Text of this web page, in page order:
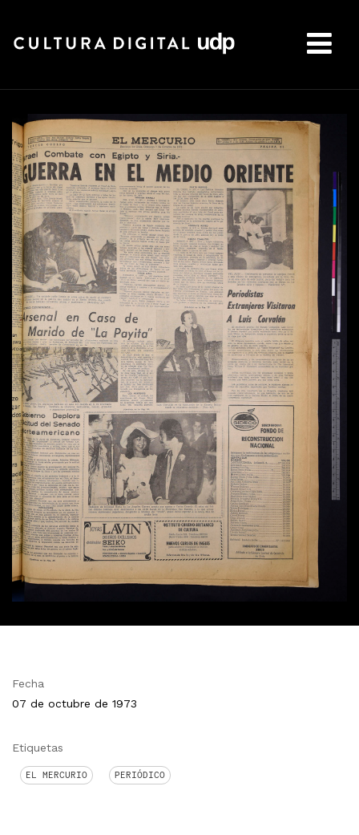
Fecha
07 de octubre de 1973
Etiquetas
EL MERCURIO PERIÓDICO